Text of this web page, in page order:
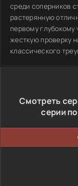
среди соперников
растерянную
первому глубокому
жесткую проверку
классического
Смотреть
серии